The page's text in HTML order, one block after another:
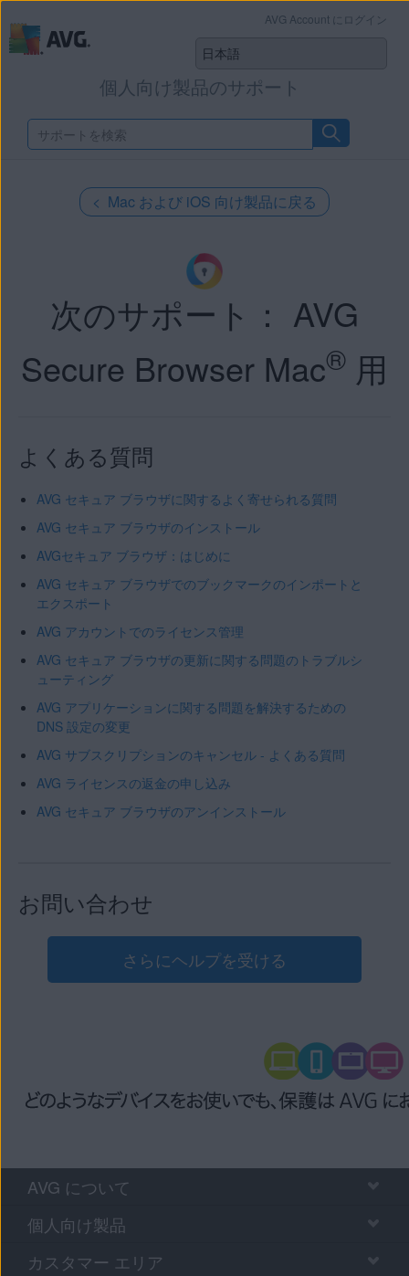
個人向け製品のサポート
AVG Account にログイン
< Mac および iOS 向け製品に戻る
次のサポート： AVG
Secure Browser Mac®用
よくある質問
AVG セキュア ブラウザに関するよく寄せられる質問
AVG セキュア ブラウザのインストール
AVGセキュア ブラウザ：はじめに
AVG セキュア ブラウザでのブックマークのインポートと
エクスポート
AVG アカウントでのライセンス管理
AVG セキュア ブラウザの更新に関する問題のトラブルシ
ューティング
AVG アプリケーションに関する問題を解決するための
DNS 設定の変更
AVG サブスクリプションのキャンセル - よくある質問
AVG ライセンスの返金の申し込み
AVG セキュア ブラウザのアンインストール
お問い合わせ
さらにヘルプを受ける
AVG について
個人向け製品
カスタマー エリア